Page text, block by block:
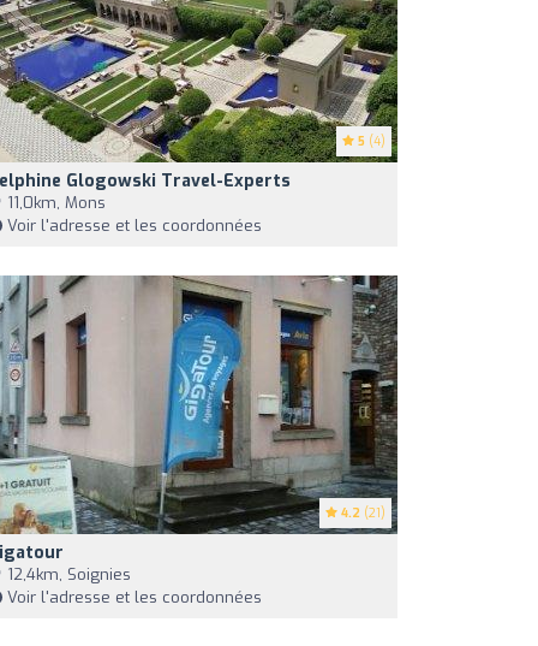
5 (4)
Glogowski Travel-Experts
11,0km, Mons
Voir l'adresse et les coordonnées
4.2 (21)
12,4km, Soignies
Voir l'adresse et les coordonnées